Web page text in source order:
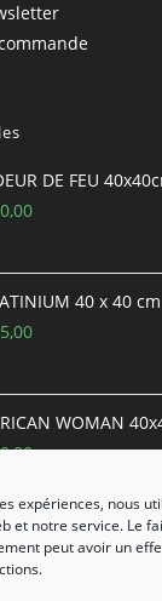
expériences, nous
et notre service. Le
peut avoir un
DE FEU
40 x 40 cm
WOMAN
1 70X50 cm